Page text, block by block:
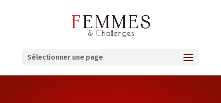
Sélectionner une page